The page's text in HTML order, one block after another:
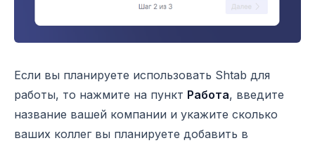
Если вы планируете использовать Shtab для
работы, то нажмите на пункт Работа, введите
название вашей компании и укажите сколько
ваших коллег вы планируете добавить в